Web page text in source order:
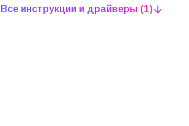
Все инструкции и драйверы (1)